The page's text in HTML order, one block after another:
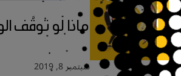
ماذا لو توقَّف الوقت
سبتمبر 8, 2019